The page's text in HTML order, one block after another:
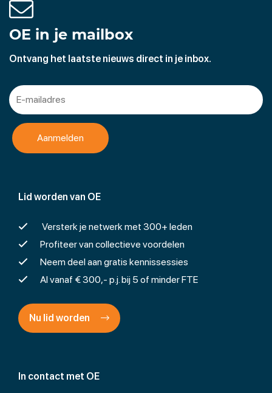
In contact met OE
Lid worden van OE
Versterk je netwerk met 300+ leden
Profiteer van collectieve voordelen
Neem deel aan gratis kennissessies
Al vanaf € 300,- p.j. bij 5 of minder FTE
Nu lid worden
OE in je mailbox
Ontvang het laatste nieuws direct in je inbox.